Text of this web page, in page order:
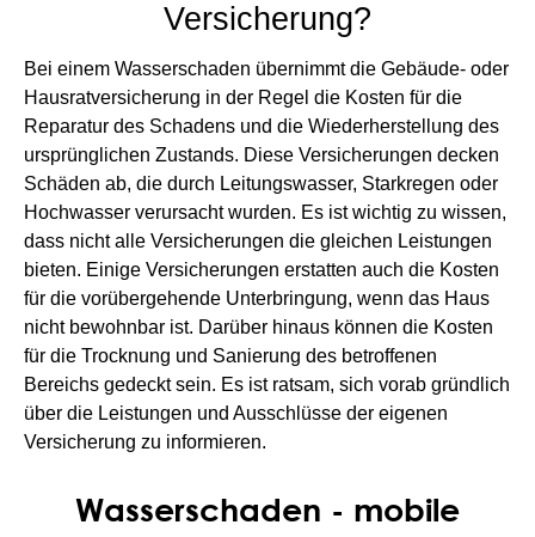
Versicherung?
Bei einem Wasserschaden übernimmt die Gebäude- oder
Hausratversicherung in der Regel die Kosten für die
Reparatur des Schadens und die Wiederherstellung des
ursprünglichen Zustands. Diese Versicherungen decken
Schäden ab, die durch Leitungswasser, Starkregen oder
Hochwasser verursacht wurden. Es ist wichtig zu wissen,
dass nicht alle Versicherungen die gleichen Leistungen
bieten. Einige Versicherungen erstatten auch die Kosten
für die vorübergehende Unterbringung, wenn das Haus
nicht bewohnbar ist. Darüber hinaus können die Kosten
für die Trocknung und Sanierung des betroffenen
Bereichs gedeckt sein. Es ist ratsam, sich vorab gründlich
über die Leistungen und Ausschlüsse der eigenen
Versicherung zu informieren.
Wasserschaden - mobile